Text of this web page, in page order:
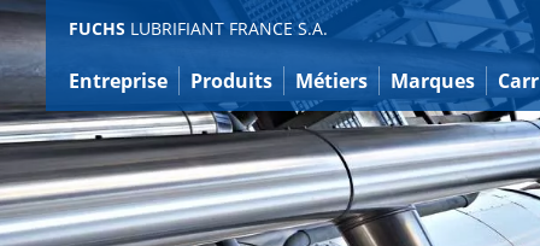
Contenu
FUCHS LUBRIFIANT FRANCE S.A.
Entreprise Produits Métiers Marques